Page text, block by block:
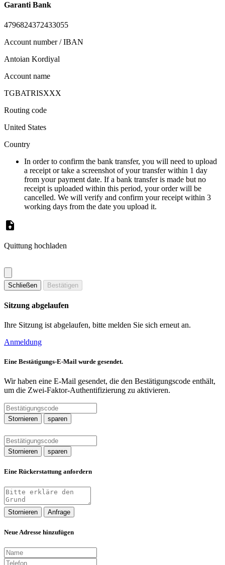
Garanti Bank
4796824372433055
Account number / IBAN
Antoian Kordiyal
Account name
TGBATRISXXX
Routing code
United States
Country
In order to confirm the bank transfer, you will need to upload
a receipt or take a screenshot of your transfer within 1 day
from your payment date. If a bank transfer is made but no
receipt is uploaded within this period, your order will be
cancelled. We will verify and confirm your receipt within 3
working days from the date you upload it.
Quittung hochladen
Schließen Bestätigen
Sitzung abgelaufen
Ihre Sitzung ist abgelaufen, bitte melden Sie sich erneut an.
Anmeldung
Eine Bestätigungs-E-Mail wurde gesendet.
Wir haben eine E-Mail gesendet, die den Bestätigungscode enthält,
um die Zwei-Faktor-Authentifizierung zu aktivieren.
Stornieren sparen
Stornieren sparen
Eine Rückerstattung anfordern
Stornieren Anfrage
Neue Adresse hinzufügen